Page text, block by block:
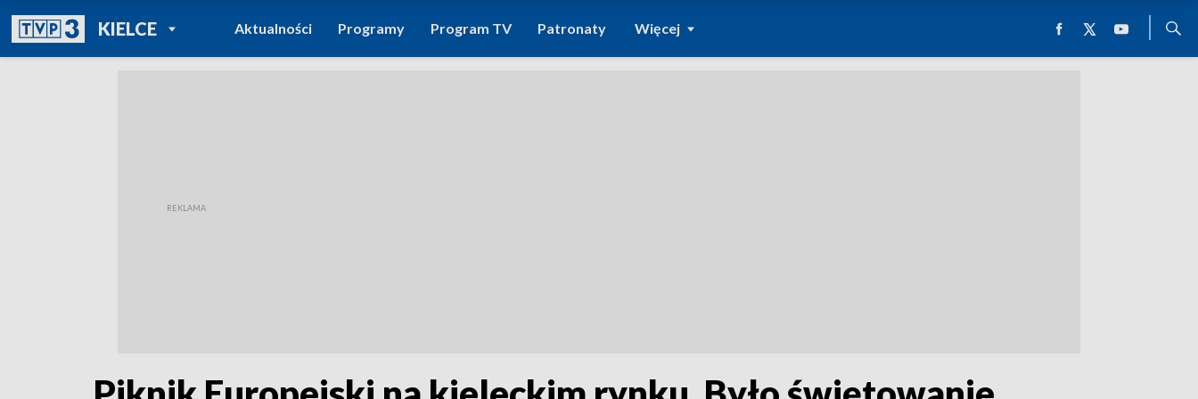
KIELCEPOWRÓT DO
TVP REGIONY
Aktualności Programy Program TV Patronaty Więcej